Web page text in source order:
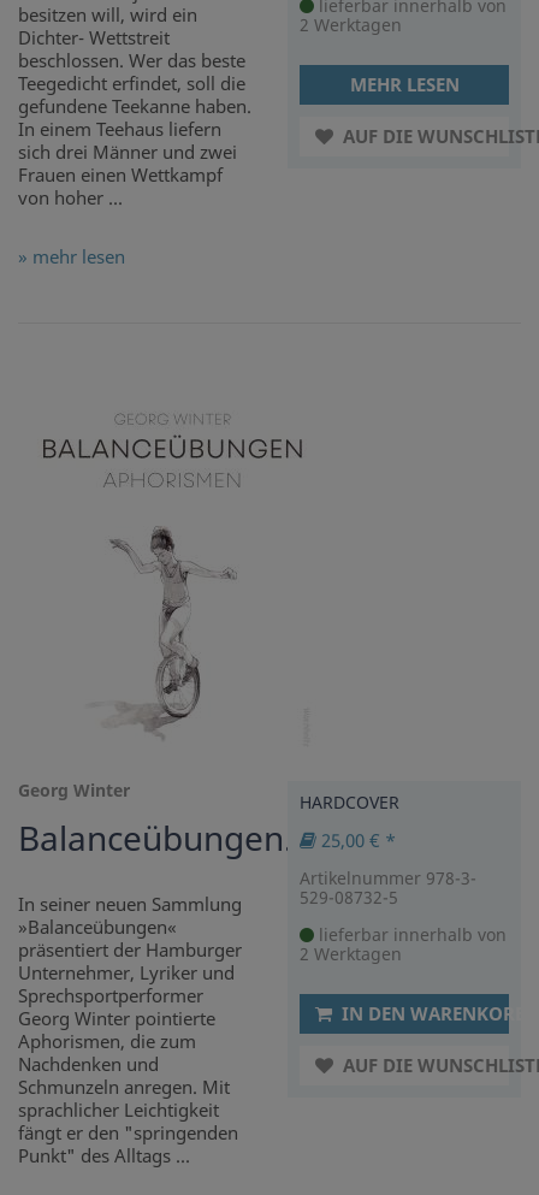
besitzen will, wird ein
Dichter- Wettstreit
beschlossen. Wer das beste
Teegedicht erfindet, soll die
gefundene Teekanne haben.
In einem Teehaus liefern
sich drei Männer und zwei
Frauen einen Wettkampf
von hoher ...
» mehr lesen
lieferbar innerhalb von
2 Werktagen
MEHR LESEN
AUF DIE
Georg Winter
Balanceübungen.
In seiner neuen Sammlung
»Balanceübungen«
präsentiert der Hamburger
Unternehmer, Lyriker und
Sprechsportperformer
Georg Winter pointierte
Aphorismen, die zum
Nachdenken und
Schmunzeln anregen. Mit
sprachlicher Leichtigkeit
fängt er den "springenden
Punkt" des Alltags ...
HARDCOVER
25,00 € *
Artikelnummer 978-3-
529-08732-5
lieferbar innerhalb von
2 Werktagen
IN DEN WARENKORB
AUF DIE